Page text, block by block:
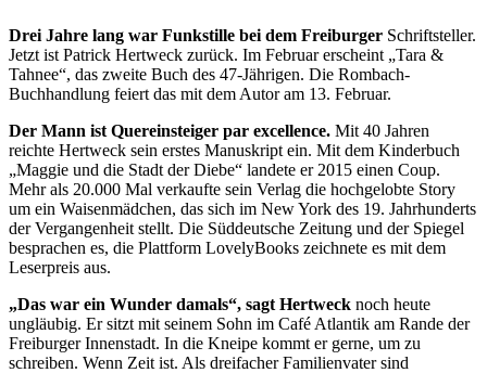
Drei Jahre lang war Funkstille bei dem ­Freiburger Schriftsteller.
Jetzt ist Patrick Hertweck zurück. Im Februar erscheint „Tara &
Tahnee“, das zweite Buch des 47-Jährigen. Die Rombach-
Buchhandlung feiert das mit dem Autor am 13. Februar.
Der Mann ist Quereinsteiger par excellence. Mit 40 Jahren
reichte Hertweck sein erstes Manuskript ein. Mit dem Kinderbuch
„Maggie und die Stadt der Diebe“ landete er 2015 einen Coup.
Mehr als 20.000 Mal verkaufte sein Verlag die hochgelobte Story
um ein Waisenmädchen, das sich im New York des 19. Jahrhunderts
der Vergangenheit stellt. Die Süddeutsche Zeitung und der Spiegel
besprachen es, die Plattform LovelyBooks zeichnete es mit dem
Leserpreis aus.
„Das war ein Wunder damals“, sagt Hertweck noch heute
ungläubig. Er sitzt mit seinem Sohn im Café Atlantik am Rande der
Freiburger Innenstadt. In die Kneipe kommt er gerne, um zu
schreiben. Wenn Zeit ist. Als dreifacher Familienvater sind